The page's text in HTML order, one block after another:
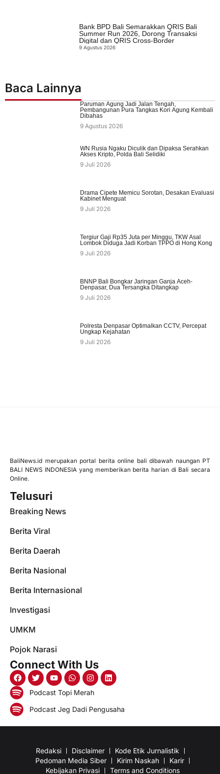
Bank BPD Bali Semarakkan QRIS Bali
Summer Run 2026, Dorong Transaksi
Digital dan QRIS Cross-Border
9 Agustus 2026
Baca Lainnya
Paruman Agung Jadi Jalan Tengah,
Pembangunan Pura Tangkas Kori Agung Kembali
Dibahas
9 Agustus 2026
WN Rusia Ngaku Diculik dan Dipaksa Serahkan
Akses Kripto, Polda Bali Selidiki
9 Juli 2026
Drama Cipete Memicu Sorotan, Desakan Evaluasi
Kabinet Menguat
9 Juli 2026
Tergiur Gaji Rp35 Juta per Minggu, TKW Asal
Lombok Diduga Jadi Korban TPPO di Hong Kong
9 Juli 2026
BNNP Bali Bongkar Jaringan Ganja Aceh-
Denpasar, Dua Tersangka Ditangkap
9 Juli 2026
Polresta Denpasar Optimalkan CCTV, Percepat
Ungkap Kejahatan
9 Juli 2026
BaliNews.id merupakan portal berita online bali dibawah naungan PT
BALI NEWS INDONESIA yang memberikan berita harian di Bali secara
Online.
Telusuri
Breaking News
Berita Viral
Berita Daerah
Berita Nasional
Berita Internasional
Investigasi
UMKM
Pojok Narasi
Connect With Us
Podcast Topi Merah
Podcast Jeg Dadi Pengusaha
Redaksi Disclaimer
Kode Etik Jurnalistik
Pedoman Media Siber
Kirim Naskah
Karir
Kebijakan Privasi
Terms and Conditions